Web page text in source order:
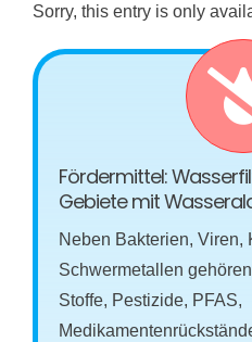
Sorry, this entry is only
Fördermittel:
Gebiete mit
Neben Bakterien, Viren,
Schwermetallen
Stoffe, Pestizide, PFAS,